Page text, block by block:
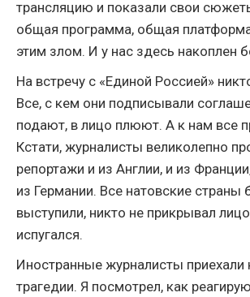
трансляцию и показали свои
общая программа, общая
этим злом. И у нас здесь накоплен
На встречу с «Единой Россией»
Все, с кем они подписывали
подают, в лицо плюют. А к нам все
Кстати, журналисты великолепно
репортажи и из Англии, и из
из Германии. Все натовские страны
выступили, никто не прикрывал
испугался.
Иностранные журналисты приехали
трагедии. Я посмотрел, как